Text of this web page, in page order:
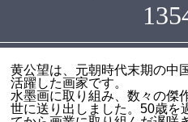
黄公望は、元朝時代末期の中
活躍した画家です。
水墨画に取り組み、数々の傑
世に送り出しました。50歳を